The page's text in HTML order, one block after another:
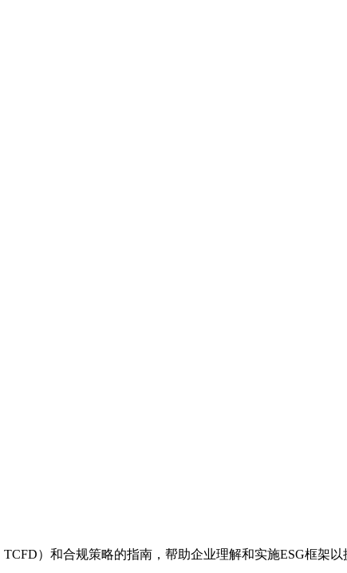
）和合规策略的指南，帮助企业理解和实施ESG框架以